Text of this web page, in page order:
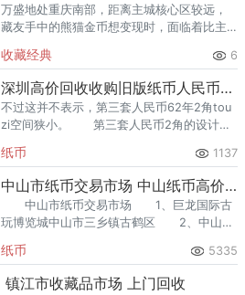
万盛地处重庆南部，距离主城核心区较远，
藏友手中的熊猫金币想变现时，面临着比主
息更闭塞、被压价的风险更高。与此同时，
万盛作为老工矿区，不少藏友手
收藏经典 6
深圳高价回收收购旧版纸币人民币老钱币纪念币
不过这并不表示，第三套人民币62年2角tou
zi空间狭小。 第三套人民币2角的设计是
纸币 1137
中山市纸币交易市场 中山纸币高价回收
中山市纸币交易市场 1、巨龙国际古
玩博览城中山市三乡镇古鹤区 2、中山古
纸币 5335
镇江市收藏品市场 上门回收